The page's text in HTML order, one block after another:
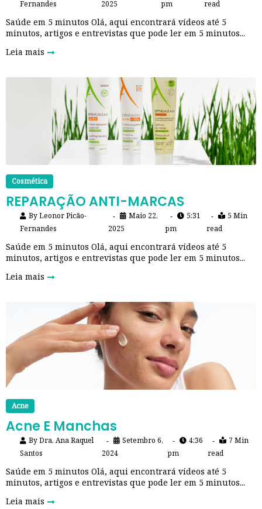
Fernandes
2025
pm
read
Saúde em 5 minutos Olá, aqui encontrará vídeos até 5
minutos, artigos e entrevistas que pode ler em 5 minutos...
Leia mais
Cosmética
REPARAÇÃO ANTI-MARCAS​
ByLeonor Picão-
Fernandes
Maio 22,
2025
5:31
pm
5 Min
read
Saúde em 5 minutos Olá, aqui encontrará vídeos até 5
minutos, artigos e entrevistas que pode ler em 5 minutos...
Leia mais
Acne
Acne E Manchas
ByDra. Ana Raquel
Santos
Setembro 6,
2024
4:36
pm
7 Min
read
Saúde em 5 minutos Olá, aqui encontrará vídeos até 5
minutos, artigos e entrevistas que pode ler em 5 minutos...
Leia mais